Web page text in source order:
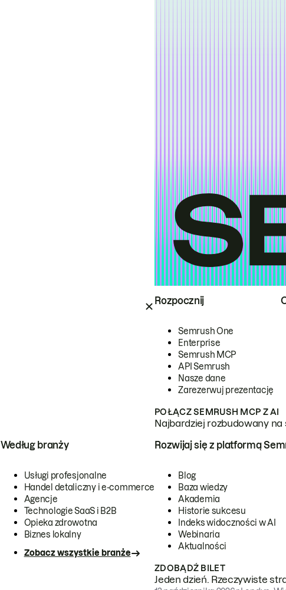
Rozpocznij
Semrush One
Enterprise
Semrush MCP
API Semrush
Nasze dane
Zarezerwuj prezentację
POŁĄCZ SEMRUSH MCP Z AI
Najbardziej rozbudowany
Według branży
Usługi profesjonalne
Handel detaliczny i e-commerce
Agencje
Technologie SaaS i B2B
Opieka zdrowotna
Biznes lokalny
Zobacz wszystkie branże
Rozwijaj się z platformą
Blog
Baza wiedzy
Akademia
Historie sukcesu
Indeks widoczności w AI
Webinaria
Aktualności
ZDOBĄDŹ BILET
Jeden dzień. Rzeczywiste